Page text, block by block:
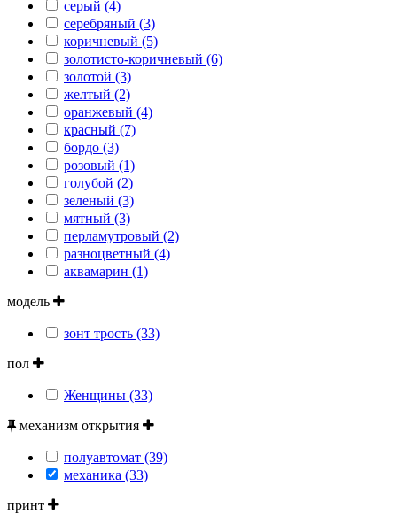
серый (4)
серебряный (3)
коричневый (5)
золотисто-коричневый (6)
золотой (3)
желтый (2)
оранжевый (4)
красный (7)
бордо (3)
розовый (1)
голубой (2)
зеленый (3)
мятный (3)
перламутровый (2)
разноцветный (4)
аквамарин (1)
модель
зонт трость (33)
пол
Женщины (33)
механизм открытия
полуавтомат (39)
механика (33)
принт